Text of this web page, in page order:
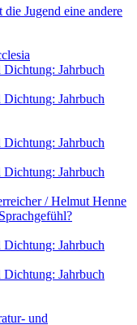
Jugend eine andere
Jahrbuch
Jahrbuch
Jahrbuch
Jahrbuch
/ Helmut Henne
Jahrbuch
Jahrbuch
und